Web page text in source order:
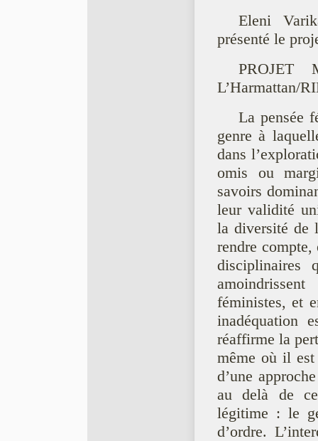
Eleni
présenté le
PROJET
L’Harmattan/
La pensée
genre à
dans
omis ou
savoirs
leur validité
la diversité de
rendre compte,
disciplinaires
féministes, et
inadéquation
réaffirme la
même où il est
d’une
au delà de
légitime : le
d’ordre.